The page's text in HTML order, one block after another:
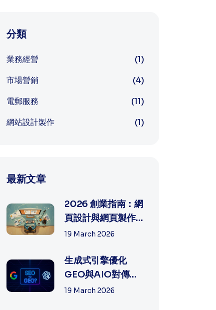
分類
業務經營
(1)
市場營銷
(4)
電郵服務
(11)
網站設計製作
(1)
最新文章
2026 創業指南：網
頁設計與網頁製作
有何不同？如何選
19 March 2026
生成式引擎優化
GEO與AIO對傳統
SEO網絡營銷帶來
19 March 2026